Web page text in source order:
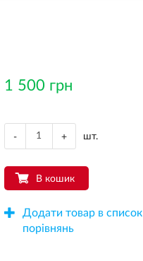
1 500 грн
- + шт.
В кошик
Додати товар в список
порівнянь